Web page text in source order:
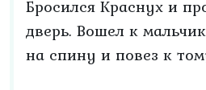
Бросился Краснух и
дверь. Вошел к
на спину и повез к